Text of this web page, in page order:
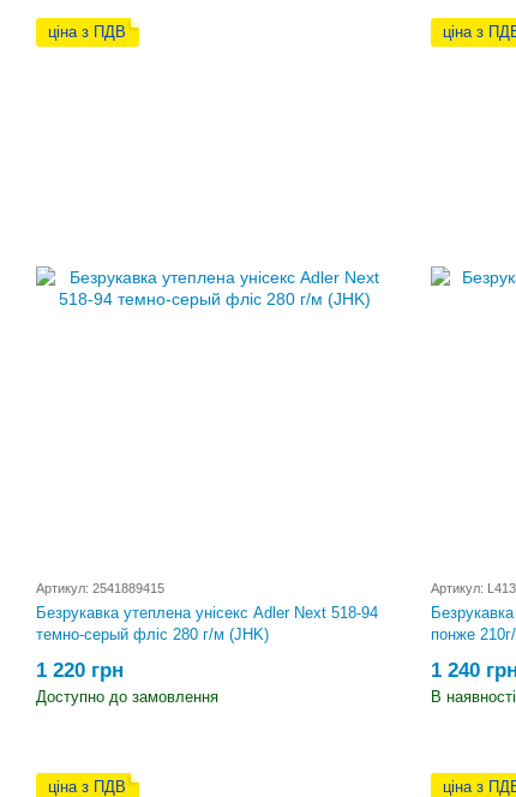
ціна з ПДВ
Артикул: 2541889415
Безрукавка утеплена унісекс Adler Next 518-94
темно-серый фліс 280 г/м (JHK)
1 220 грн
Доступно до замовлення
ціна з
Артикул:
понже
1 240 грн
В наявності
ціна з ПДВ ціна з